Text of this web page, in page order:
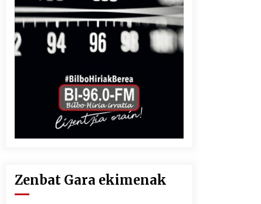
Zenbat Gara ekimenak